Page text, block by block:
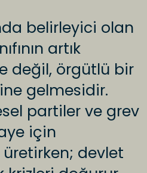
belirleyici olan
artık
değil, örgütlü bir
gelmesidir.
partiler ve grev
için
devlet